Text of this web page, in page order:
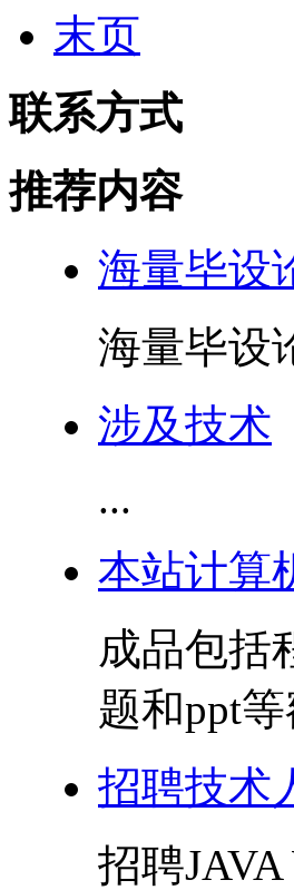
末页
联系方式
推荐内容
海量毕设
海量毕设
涉及技术
...
本站计算
成品包括
题和ppt
招聘技术
招聘